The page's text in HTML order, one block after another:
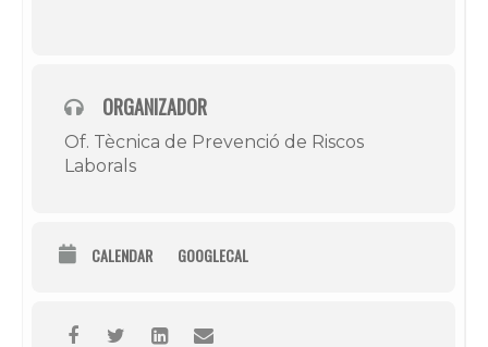
ORGANIZADOR
Of. Tècnica de Prevenció de Riscos
Laborals
CALENDAR GOOGLECAL